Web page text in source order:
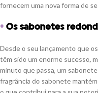
fornecem uma nova forma de
• Os sabonetes
Desde o seu lançamento que
têm sido um enorme sucesso,
minuto que passa, um
fragrância do sabonete